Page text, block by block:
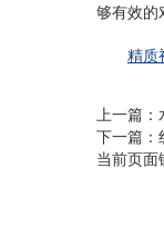
够有效的
精质
上一篇：
下一篇：
当前页